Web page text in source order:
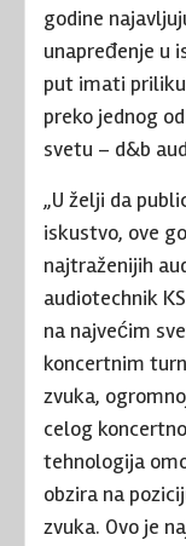
godine
unapređenje u
put imati
preko jednog
svetu – d&b
„U želji da
iskustvo, ove
najtraženijih
audiotechnik
na najvećim
koncertnim
zvuka,
celog
tehnologija
obzira na
zvuka. Ovo je